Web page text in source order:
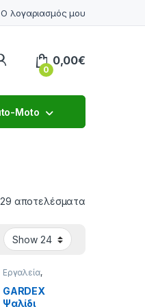
Ο λογαριασμός μου
My Account
0
0,00€
Moto
αποτελέσματα
Εργαλεία,
Εργαλεία -
Μηχανήματα
Ψαλίδια
GARDEX
Ψαλίδι